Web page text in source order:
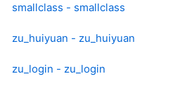
smallclass - smallclass
zu_huiyuan - zu_huiyuan
zu_login - zu_login